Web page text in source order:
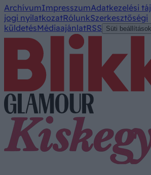
ArchívumImpresszumAdatkezelési
jogi nyilatkozatRólunkSzerkesztőségi
küldetésMédiaajánlatRSS Süti beállítások